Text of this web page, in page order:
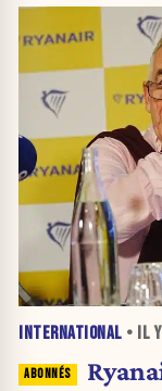
INTERNATIONAL • IL